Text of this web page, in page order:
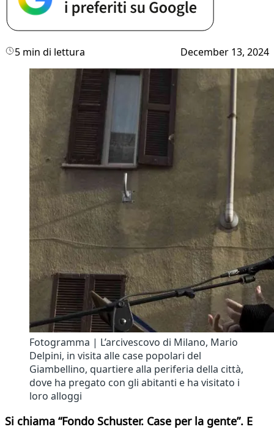
5 min di lettura December 13, 2024
Fotogramma | L’arcivescovo di Milano, Mario
Delpini, in visita alle case popolari del
Giambellino, quartiere alla periferia della città,
dove ha pregato con gli abitanti e ha visitato i
loro alloggi
Si chiama “Fondo Schuster. Case per la gente”. E